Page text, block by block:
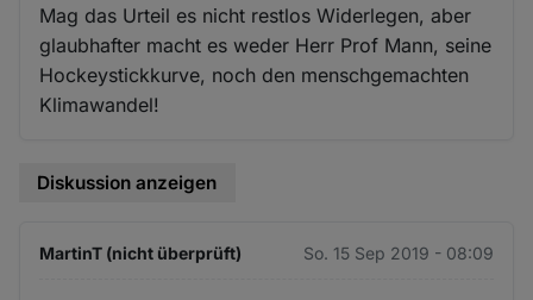
Mag das Urteil es nicht restlos Widerlegen, aber
glaubhafter macht es weder Herr Prof Mann, seine
Hockeystickkurve, noch den menschgemachten
Klimawandel!
Diskussion anzeigen
MartinT (nicht überprüft) So. 15 Sep 2019 - 08:09